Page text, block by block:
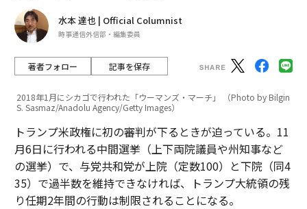
水本 達也 | Official Columnist
時事通信外信部・編集委員
著者フォロー 記事を保存
2018年1月にシカゴで行われた「ウーマンズ・マーチ」 （Photo by Bilgin
S. Sasmaz/Anadolu Agency/Getty Images）
トランプ米政権に初の審判が下るときが迫っている。11
月6日に行われる中間選挙（上下両院議員や州知事など
の選挙）で、与党共和党が上院（定数100）と下院（同4
35）で過半数を維持できなければ、トランプ大統領の残
り任期2年間の行動は制限されることになる。